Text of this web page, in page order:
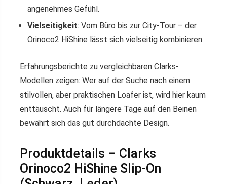
angenehmes Gefühl.
Vielseitigkeit: Vom Büro bis zur City-Tour – der
Orinoco2 HiShine lässt sich vielseitig kombinieren.
Erfahrungsberichte zu vergleichbaren Clarks-
Modellen zeigen: Wer auf der Suche nach einem
stilvollen, aber praktischen Loafer ist, wird hier kaum
enttäuscht. Auch für längere Tage auf den Beinen
bewährt sich das gut durchdachte Design.
Produktdetails – Clarks
Orinoco2 HiShine Slip-On